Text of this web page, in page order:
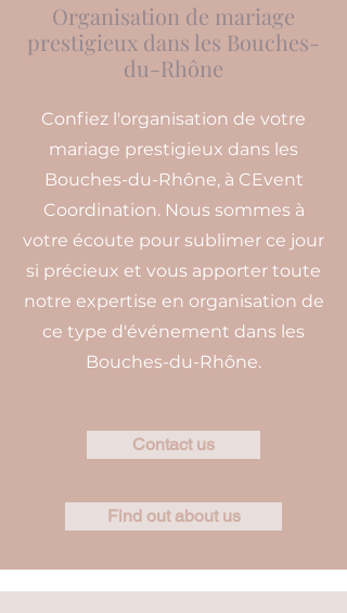
Organisation de mariage
prestigieux dans les Bouches-
du-Rhône
Confiez l'organisation de votre
mariage prestigieux dans les
Bouches-du-Rhône, à CEvent
Coordination. Nous sommes à
votre écoute pour sublimer ce jour
si précieux et vous apporter toute
notre expertise en organisation de
ce type d'événement dans les
Bouches-du-Rhône.
Contact us
Find out about us